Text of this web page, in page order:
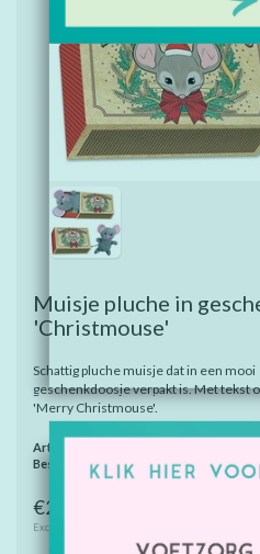
Muisje pluche in
'Christmouse'
Schattig pluche muisje dat in een mooi
geschenkdoosje verpakt is. Met tekst
'Merry Christmouse'.
Artikelnummer:
Beschikbaarheid:
Op voorraad
€2,50
Excl. btw